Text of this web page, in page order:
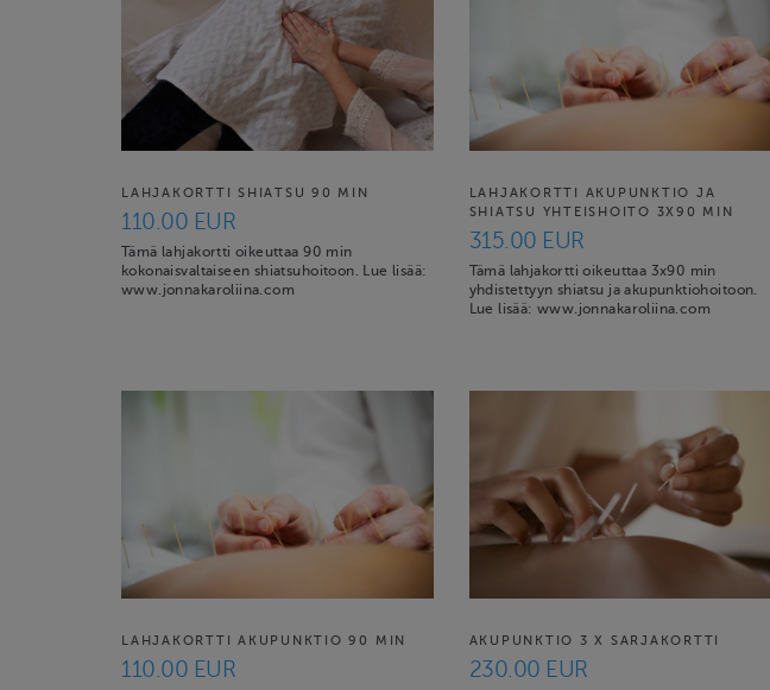
LAHJAKORTTI SHIATSU 90 MIN
110.00 EUR
Tämä lahjakortti oikeuttaa 90 min
kokonaisvaltaiseen shiatsuhoitoon. Lue lisää:
www.jonnakaroliina.com
LAHJAKORTTI AKUPUNKTIO JA
SHIATSU YHTEISHOITO 3X90 MIN
315.00 EUR
Tämä lahjakortti oikeuttaa 3x90 min
yhdistettyyn shiatsu ja akupunktiohoitoon.
Lue lisää: www.jonnakaroliina.com
LAHJAKORTTI AKUPUNKTIO 90 MIN
110.00 EUR
AKUPUNKTIO 3 X SARJAKORTTI
230.00 EUR